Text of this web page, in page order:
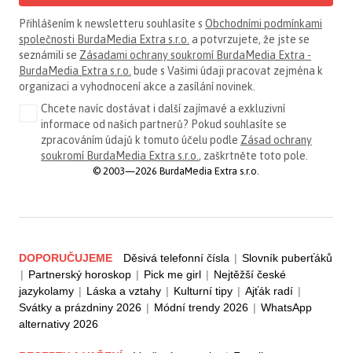
Přihlášením k newsletteru souhlasíte s Obchodními podmínkami
společnosti BurdaMedia Extra s.r.o. a potvrzujete, že jste se
seznámili se Zásadami ochrany soukromí BurdaMedia Extra -
BurdaMedia Extra s.r.o. bude s Vašimi údaji pracovat zejména k
organizaci a vyhodnocení akce a zasílání novinek.
Chcete navíc dostávat i další zajímavé a exkluzivní
informace od našich partnerů? Pokud souhlasíte se
zpracováním údajů k tomuto účelu podle Zásad ochrany
soukromí BurdaMedia Extra s.r.o., zaškrtněte toto pole.
© 2003—2026 BurdaMedia Extra s.r.o.
DOPORUČUJEME Děsivá telefonní čísla | Slovník puberťáků
| Partnerský horoskop | Pick me girl | Nejtěžší české
jazykolamy | Láska a vztahy | Kulturní tipy | Ajťák radí |
Svátky a prázdniny 2026 | Módní trendy 2026 | WhatsApp
alternativy 2026